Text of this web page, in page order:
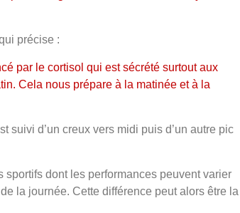
précise :
par le cortisol qui est sécrété surtout aux
Cela nous prépare à la matinée et à la
suivi d’un creux vers midi puis d’un autre pic
dont les performances peuvent varier
la journée. Cette différence peut alors être la